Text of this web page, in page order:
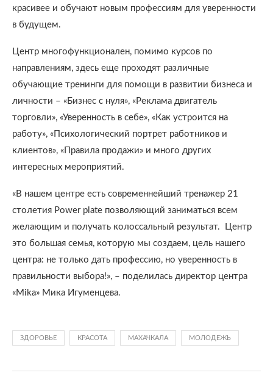
красивее и обучают новым профессиям для уверенности
в будущем.
Центр многофункционален, помимо курсов по
направлениям, здесь еще проходят различные
обучающие тренинги для помощи в развитии бизнеса и
личности – «Бизнес с нуля», «Реклама двигатель
торговли», «Уверенность в себе», «Как устроится на
работу», «Психологический портрет работников и
клиентов», «Правила продажи» и много других
интересных мероприятий.
«В нашем центре есть современнейший тренажер 21
столетия Power plate позволяющий заниматься всем
желающим и получать колоссальный результат. Центр
это большая семья, которую мы создаем, цель нашего
центра: не только дать профессию, но уверенность в
правильности выбора!», – поделилась директор центра
«Mika» Мика Игуменцева.
ЗДОРОВЬЕ КРАСОТА МАХАЧКАЛА МОЛОДЕЖЬ